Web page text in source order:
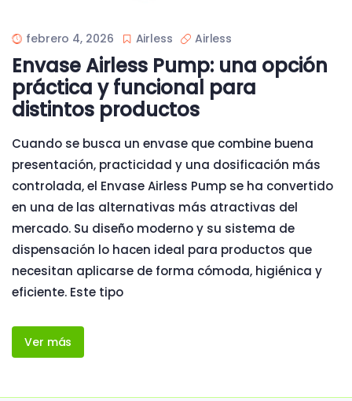
febrero 4, 2026 Airless Airless
Envase Airless Pump: una opción
práctica y funcional para
distintos productos
Cuando se busca un envase que combine buena
presentación, practicidad y una dosificación más
controlada, el Envase Airless Pump se ha convertido
en una de las alternativas más atractivas del
mercado. Su diseño moderno y su sistema de
dispensación lo hacen ideal para productos que
necesitan aplicarse de forma cómoda, higiénica y
eficiente. Este tipo
Ver más